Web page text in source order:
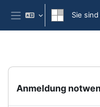
Zum Hauptinhalt
Website-Übersicht
Sie
Anmeldung